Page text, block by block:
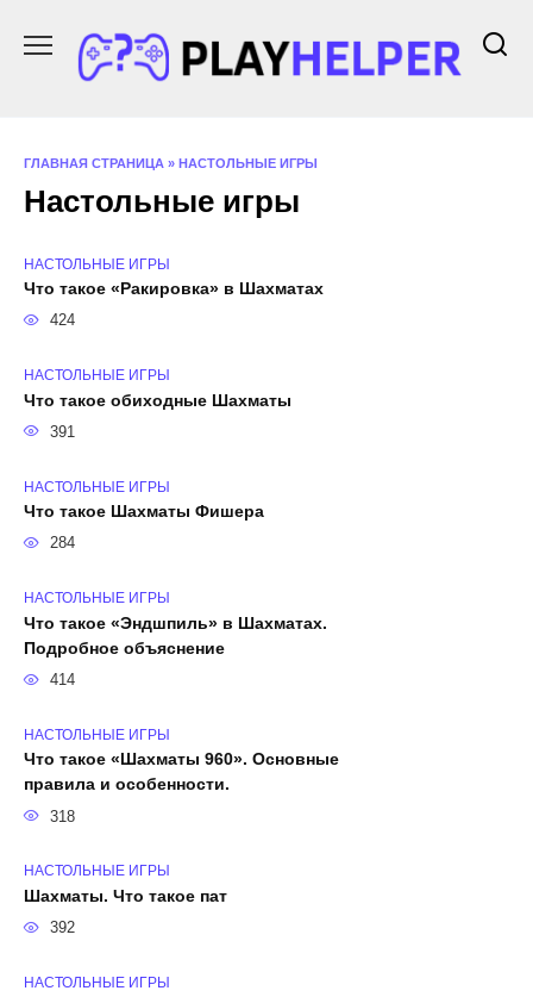
содержанию
ГЛАВНАЯ СТРАНИЦА » НАСТОЛЬНЫЕ ИГРЫ
Настольные игры
НАСТОЛЬНЫЕ ИГРЫ
Что такое «Ракировка» в Шахматах
424
НАСТОЛЬНЫЕ ИГРЫ
Что такое обиходные Шахматы
391
НАСТОЛЬНЫЕ ИГРЫ
Что такое Шахматы Фишера
284
НАСТОЛЬНЫЕ ИГРЫ
Что такое «Эндшпиль» в Шахматах.
Подробное объяснение
414
НАСТОЛЬНЫЕ ИГРЫ
Что такое «Шахматы 960». Основные
правила и особенности.
318
НАСТОЛЬНЫЕ ИГРЫ
Шахматы. Что такое пат
392
НАСТОЛЬНЫЕ ИГРЫ